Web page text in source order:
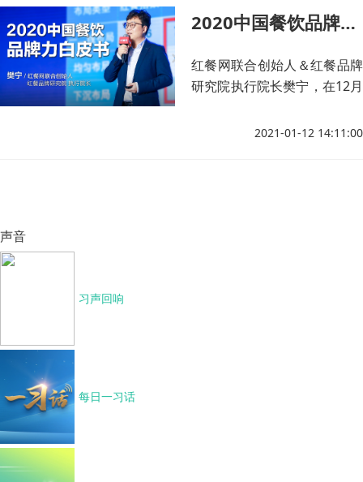
重要性。
2020中国餐饮品牌力白皮书-樊宁
红餐网联合创始人＆红餐品牌
研究院执行院长樊宁，在12月
红餐网联合举办的“首届中国
2021-01-12 14:11:00
声音
习声回响
每日一习话